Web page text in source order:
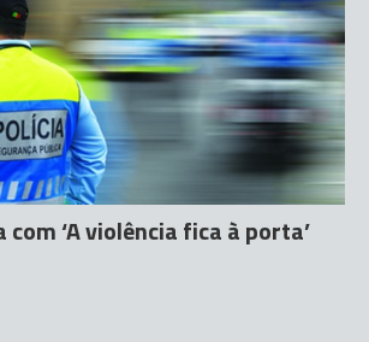
com ‘A violência fica à porta’